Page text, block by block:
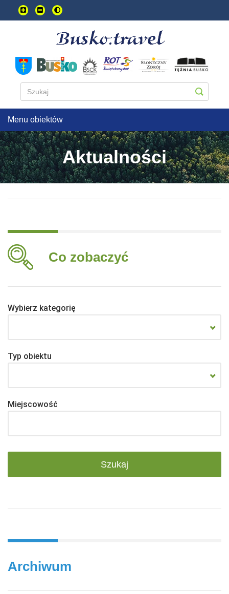
Przejdź
do
głownej
Menu obiektów
Aktualności
Co zobaczyć
Wybierz kategorię
Typ obiektu
Miejscowość
Archiwum